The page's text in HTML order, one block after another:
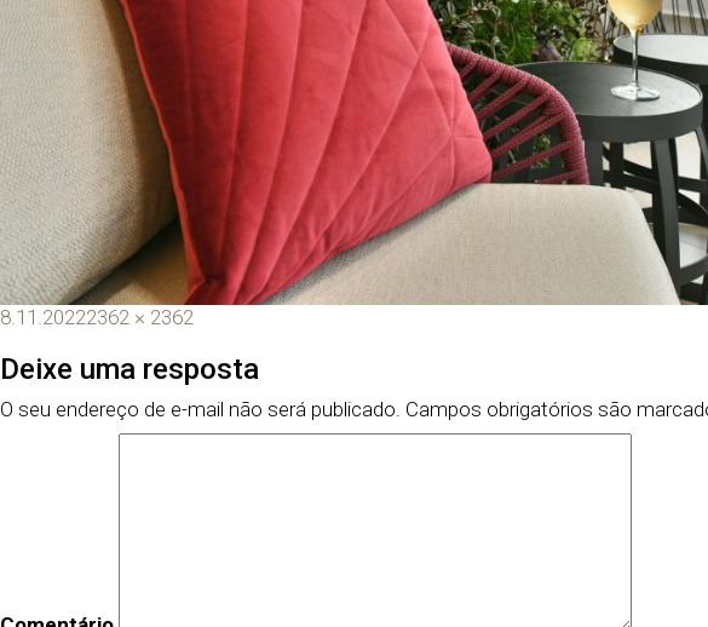
8.11.20222362 × 2362
Deixe uma resposta
O seu endereço de e-mail não será publicado. Campos obrigatórios são